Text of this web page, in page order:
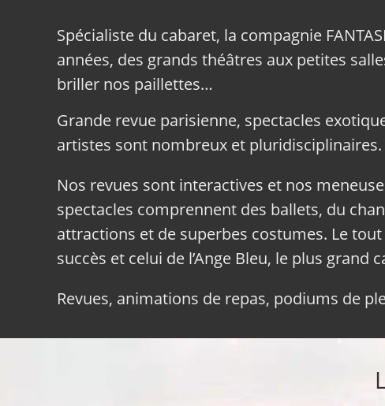
Spécialiste du cabaret, la compagnie
années, des grands théâtres aux petites
briller nos paillettes…
Grande revue parisienne, spectacles
artistes sont nombreux et pluridisciplinaires.
Nos revues sont interactives et nos
spectacles comprennent des ballets, du
attractions et de superbes costumes. Le
succès et celui de l’Ange Bleu, le plus grand
Revues, animations de repas, podiums de